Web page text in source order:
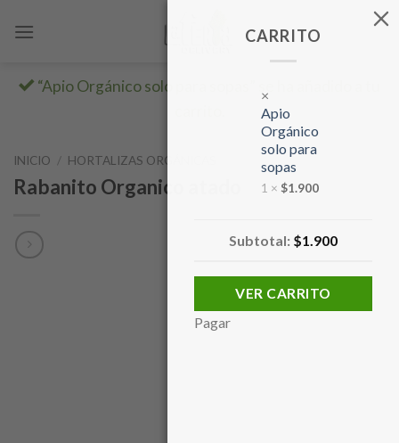
CARRITO
×
Apio
Orgánico
solo para
sopas
1 × $1.900
Subtotal: $1.900
VER CARRITO
Pagar
“Apio Orgánico solo para sopas” se ha añadido a tu
INICIO / HORTALIZAS ORGÁNICAS
Rabanito Organico atado